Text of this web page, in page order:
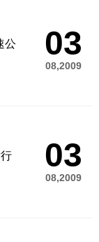
公
03
08,2009
03
08,2009